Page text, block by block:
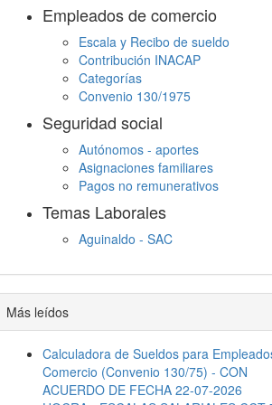
Empleados de comercio
Escala y Recibo de sueldo
Contribución INACAP
Categorías
Convenio 130/1975
Seguridad social
Autónomos - aportes
Asignaciones familiares
Pagos no remunerativos
Temas Laborales
Aguinaldo - SAC
Descanso semanal
Embargos
Más leídos
Calculadora de Sueldos para
Comercio (Convenio 130/75) - CON
ACUERDO DE FECHA 22-07-2026